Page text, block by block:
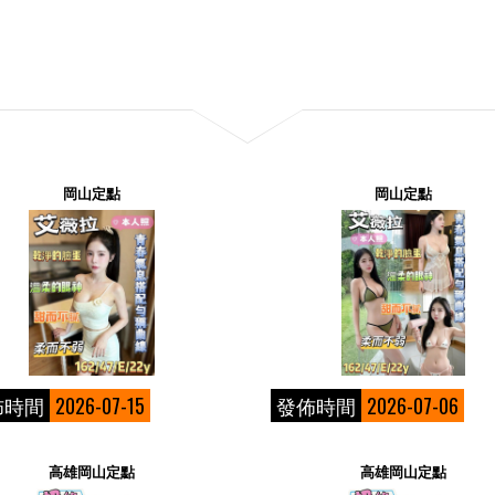
岡山定點
間 2026-07-15
岡山定點
發佈時間 2026-07-06
高雄岡山定點 高雄岡山定點